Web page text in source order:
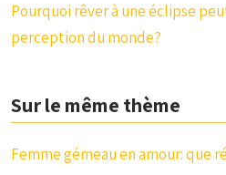
Pourquoi rêver à une éclipse
perception du monde?
Sur le même thème
Femme gémeau en amour: que